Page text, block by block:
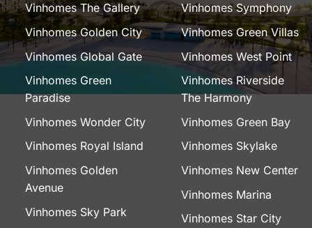
Vinhomes The Gallery
Vinhomes Golden City
Vinhomes Global Gate
Vinhomes Green
Paradise
Vinhomes Wonder City
Vinhomes Royal Island
Vinhomes Golden
Avenue
Vinhomes Sky Park
Vinhomes Symphony
Vinhomes Green Villas
Vinhomes West Point
Vinhomes Riverside
The Harmony
Vinhomes Green Bay
Vinhomes Skylake
Vinhomes New Center
Vinhomes Marina
Vinhomes Star City